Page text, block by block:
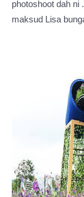
photoshoot dah ni
maksud Lisa